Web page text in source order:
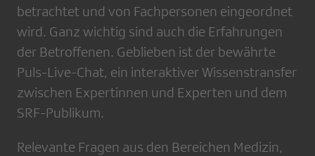
betrachtet und von Fachpersonen eingeordnet
wird. Ganz wichtig sind auch die Erfahrungen
der Betroffenen. Geblieben ist der bewährte
Puls-Live-Chat, ein interaktiver Wissenstransfer
zwischen Expertinnen und Experten und dem
SRF-Publikum.
Relevante Fragen aus den Bereichen Medizin,